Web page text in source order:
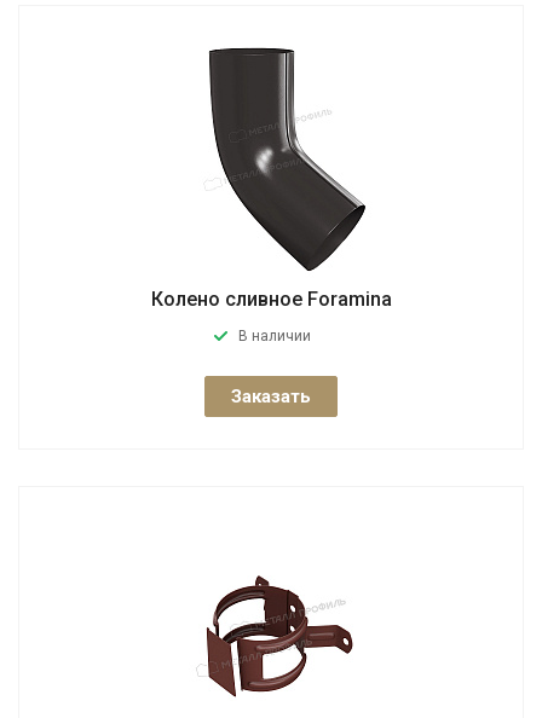
Колено сливное Foramina
В наличии
Заказать